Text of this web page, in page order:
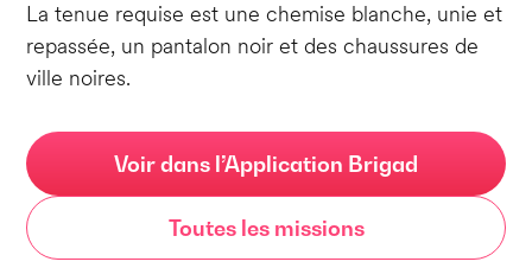
La tenue requise est une chemise blanche, unie et
repassée, un pantalon noir et des chaussures de
ville noires.
Voir dans l’Application Brigad
Toutes les missions